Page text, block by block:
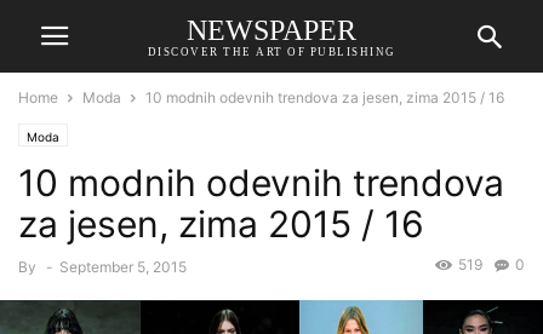
NEWSPAPER
DISCOVER THE ART OF PUBLISHING
Home Moda 10 modnih odevnih trendova za jesen, zima 2015 / 16
Moda
10 modnih odevnih trendova
za jesen, zima 2015 / 16
By - September 5, 2015 0
519